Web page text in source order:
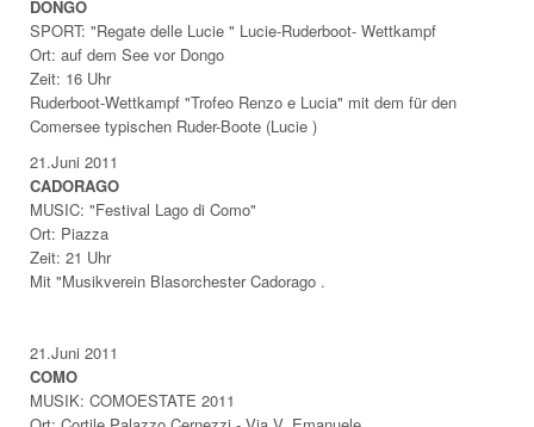
DONGO
SPORT: "Regate delle Lucie " Lucie-Ruderboot- Wettkampf
Ort: auf dem See vor Dongo
Zeit: 16 Uhr
Ruderboot-Wettkampf "Trofeo Renzo e Lucia" mit dem für den
Comersee typischen Ruder-Boote (Lucie )
21.Juni 2011
CADORAGO
MUSIC: "Festival Lago di Como"
Ort: Piazza
Zeit: 21 Uhr
Mit "Musikverein Blasorchester Cadorago .
21.Juni 2011
COMO
MUSIK: COMOESTATE 2011